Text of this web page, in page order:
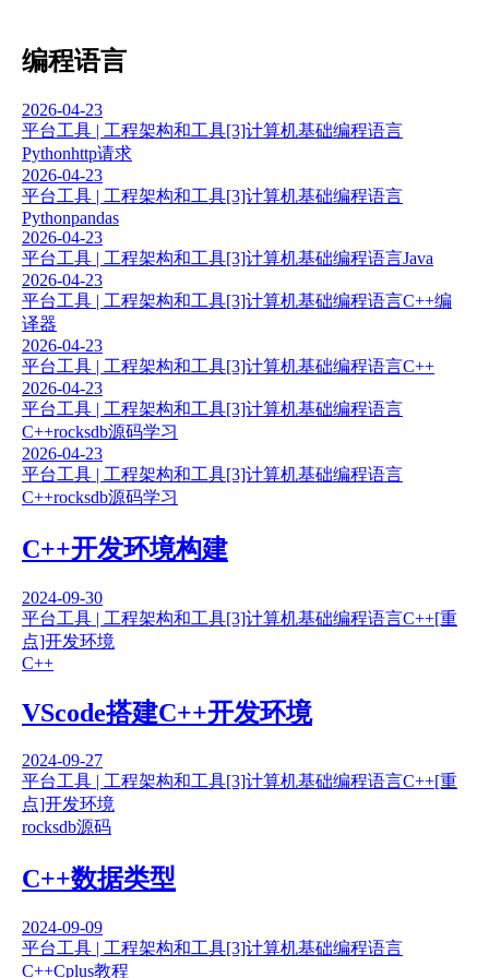
编程语言
2026-04-23
平台工具 | 工程架构和工具[3]计算机基础编程语言
Pythonhttp请求
2026-04-23
平台工具 | 工程架构和工具[3]计算机基础编程语言
Pythonpandas
2026-04-23
平台工具 | 工程架构和工具[3]计算机基础编程语言Java
2026-04-23
平台工具 | 工程架构和工具[3]计算机基础编程语言C++编
译器
2026-04-23
平台工具 | 工程架构和工具[3]计算机基础编程语言C++
2026-04-23
平台工具 | 工程架构和工具[3]计算机基础编程语言
C++rocksdb源码学习
2026-04-23
平台工具 | 工程架构和工具[3]计算机基础编程语言
C++rocksdb源码学习
C++开发环境构建
2024-09-30
平台工具 | 工程架构和工具[3]计算机基础编程语言C++[重
点]开发环境
C++
VScode搭建C++开发环境
2024-09-27
平台工具 | 工程架构和工具[3]计算机基础编程语言C++[重
点]开发环境
rocksdb源码
C++数据类型
2024-09-09
平台工具 | 工程架构和工具[3]计算机基础编程语言
C++Cplus教程